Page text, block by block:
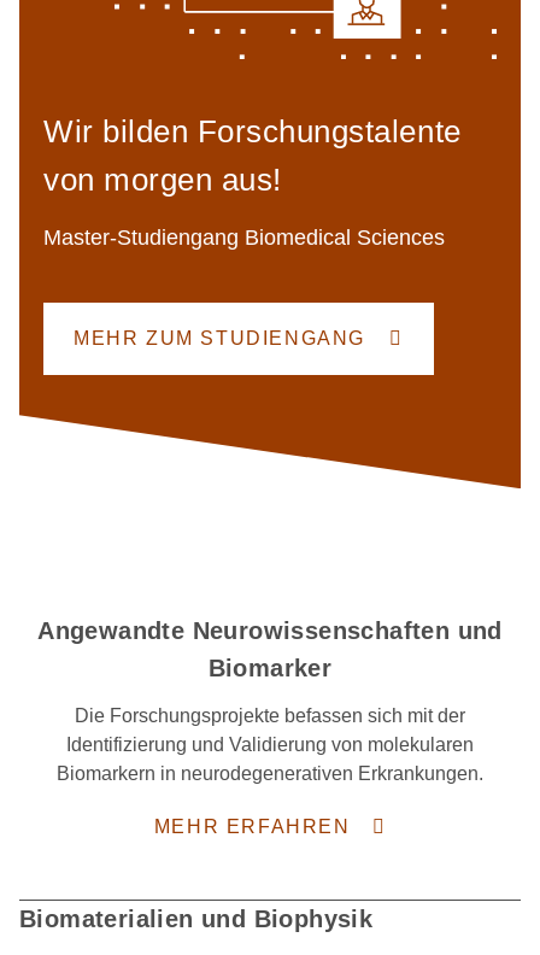
Wir bilden Forschungstalente
von morgen aus!
Master-Studiengang Biomedical Sciences
MEHR ZUM STUDIENGANG
Angewandte Neurowissenschaften und
Biomarker
Die Forschungsprojekte befassen sich mit der
Identifizierung und Validierung von molekularen
Biomarkern in neurodegenerativen Erkrankungen.
MEHR ERFAHREN
Biomaterialien und Biophysik